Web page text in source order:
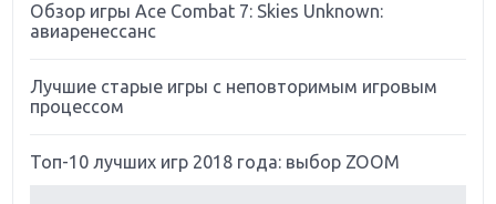
Обзор игры Ace Combat 7: Skies Unknown:
авиаренессанс
Лучшие старые игры с неповторимым игровым
процессом
Топ-10 лучших игр 2018 года: выбор ZOOM